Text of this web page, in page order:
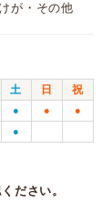
が・その他
土 日
祝
● ● ●
●
ださい。